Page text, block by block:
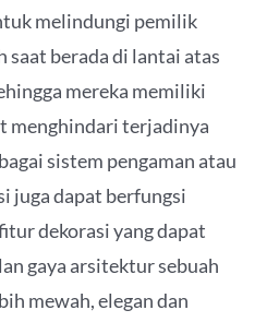
melindungi pemilik
saat berada di lantai atas
mereka memiliki
menghindari terjadinya
sistem pengaman atau
juga dapat berfungsi
dekorasi yang dapat
gaya arsitektur sebuah
mewah, elegan dan